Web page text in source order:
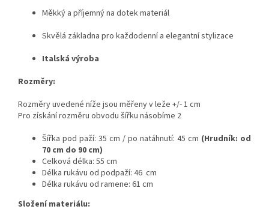
Měkký a příjemný na dotek materiál
Skvělá základna pro každodenní a elegantní stylizace
Italská výroba
Rozměry:
Rozměry uvedené níže jsou měřeny v leže +/- 1 cm
Pro získání rozměru obvodu šířku násobíme 2
Šířka pod paží: 35 cm / po natáhnutí: 45 cm (Hrudník: od
70 cm do 90 cm)
Celková délka: 55 cm
Délka rukávu od podpaží: 46 cm
Délka rukávu od ramene: 61 cm
Složení materiálu: